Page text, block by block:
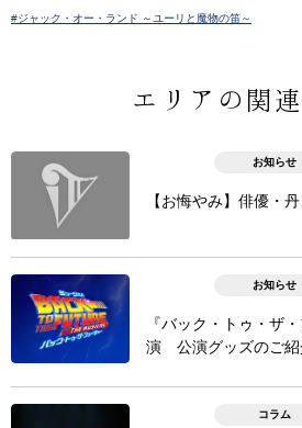
#ジャック・オー・ランド ～ユーリと魔物の笛～
エリアの関
お知らせ
【お悔やみ】俳優・
お知らせ
『バック・トゥ・ザ
演 公演グッズのご紹
コラム